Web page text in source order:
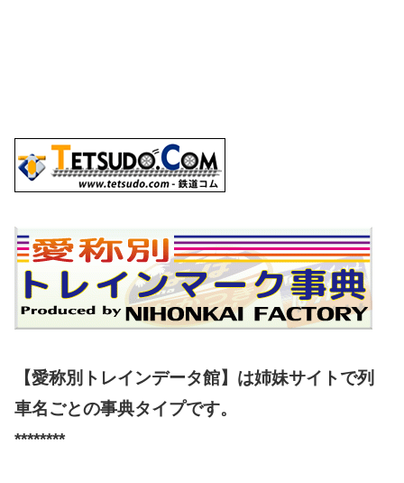
【愛称別トレインデータ館】は姉妹サイトで列
車名ごとの事典タイプです。
********